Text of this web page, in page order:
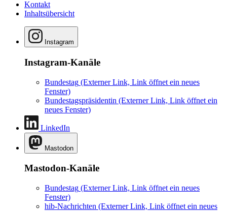
Kontakt
Inhaltsübersicht
Instagram
Instagram-Kanäle
Bundestag (Externer Link, Link öffnet ein neues
Fenster)
Bundestagspräsidentin (Externer Link, Link öffnet ein
neues Fenster)
LinkedIn
Mastodon
Mastodon-Kanäle
Bundestag (Externer Link, Link öffnet ein neues
Fenster)
hib-Nachrichten (Externer Link, Link öffnet ein neues